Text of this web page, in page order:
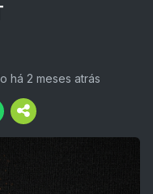
há 2 meses atrás